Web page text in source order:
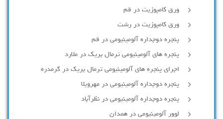
ورق کامپوزیت در قم
ورق کامپوزیت در رشت
پنجره دوجداره آلومينيومی در قم
پنجره های آلومینیومی ترمال بریک در ملارد
اجرای پنجره های آلومینیومی ترمال بریک در گرمدره
پنجره دوجداره آلومینیومی در مهرویلا
پنجره دوجداره آلومینیومی در نظرآباد
لوور آلومینیومی در همدان